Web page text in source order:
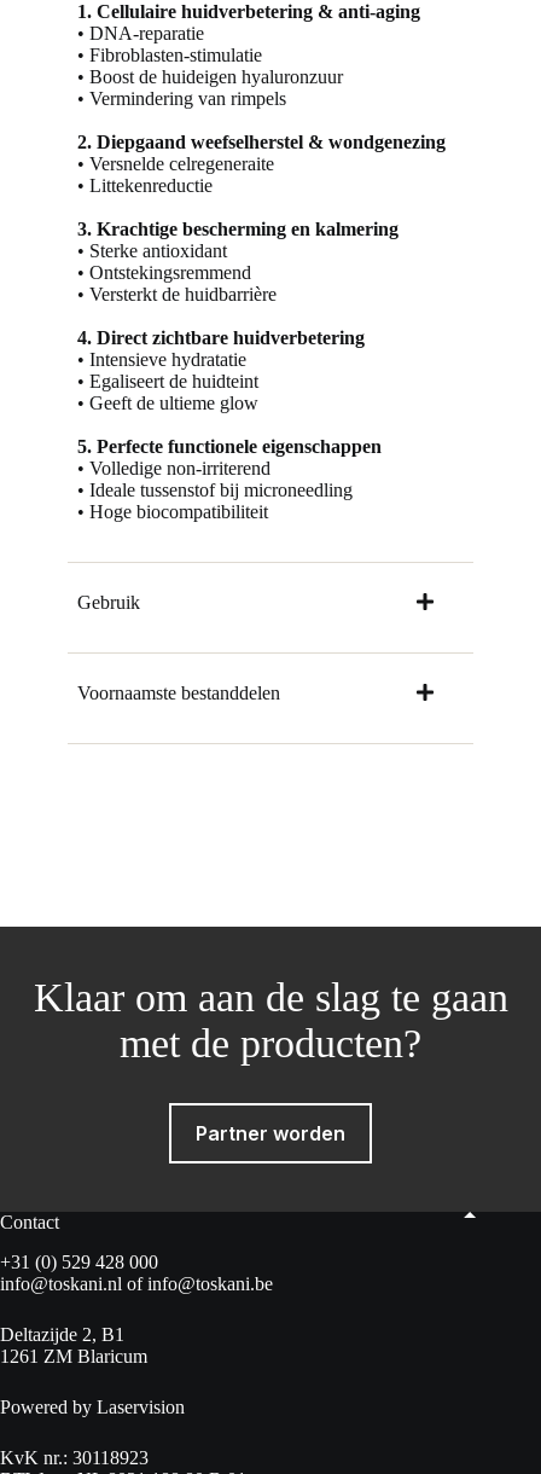
1. Cellulaire huidverbetering & anti-aging
• DNA-reparatie
• Fibroblasten-stimulatie
• Boost de huideigen hyaluronzuur
• Vermindering van rimpels
2. Diepgaand weefselherstel & wondgenezing
• Versnelde celregeneraite
• Littekenreductie
3. Krachtige bescherming en kalmering
• Sterke antioxidant
• Ontstekingsremmend
• Versterkt de huidbarrière
4. Direct zichtbare huidverbetering
• Intensieve hydratatie
• Egaliseert de huidteint
• Geeft de ultieme glow
5. Perfecte functionele eigenschappen
• Volledige non-irriterend
• Ideale tussenstof bij microneedling
• Hoge biocompatibiliteit
Gebruik
Voornaamste bestanddelen
Klaar om aan de slag te gaan
met de producten?
Partner worden
Contact
+31 (0) 529 428 000
info@toskani.nl ofinfo@toskani.be
Deltazijde 2, B1
1261 ZM Blaricum
Powered by Laservision
KvK nr.: 30118923